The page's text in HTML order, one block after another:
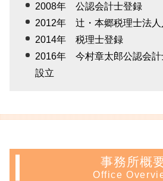
2008年 公認会計士登録
2012年 辻・本郷税理士法人
2014年 税理士登録
2016年 今村章太郎公認会計
設立
事務所概
Office